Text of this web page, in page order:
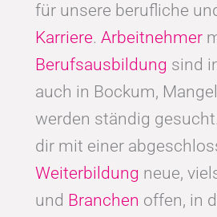
für unsere berufliche
Karriere. Arbeitnehmer
Berufsausbildung sind
auch in Bockum,
werden ständig
dir mit einer
Weiterbildung neue,
und Branchen offen, in